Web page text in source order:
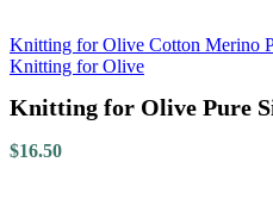
Knitting for Olive Cotton Merino
Knitting for Olive
Knitting for Olive Pure
$16.50